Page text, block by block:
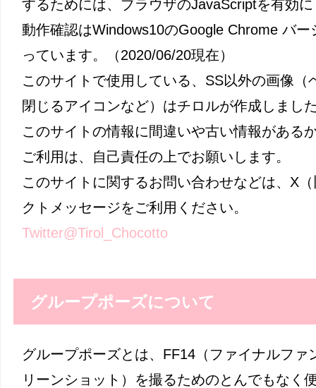
するためには、ブラウザのJavaScriptを有効
動作確認はWindows10のGoogle Chrome バ
っています。（2020/06/20現在）
このサイトで使用している、SS以外の画像（
閉じるアイコンなど）はチロルが作成しまし
このサイトの情報に間違いや古い情報がある
ご利用は、自己責任の上でお願いします。
このサイトに関するお問い合わせなどは、X
クトメッセージをご利用ください。
Twitter@Tirol_Chocotto
グループポーズについて
グループポーズとは、FF14（ファイナルファ
リーンショット）を撮るためのとんでもなく